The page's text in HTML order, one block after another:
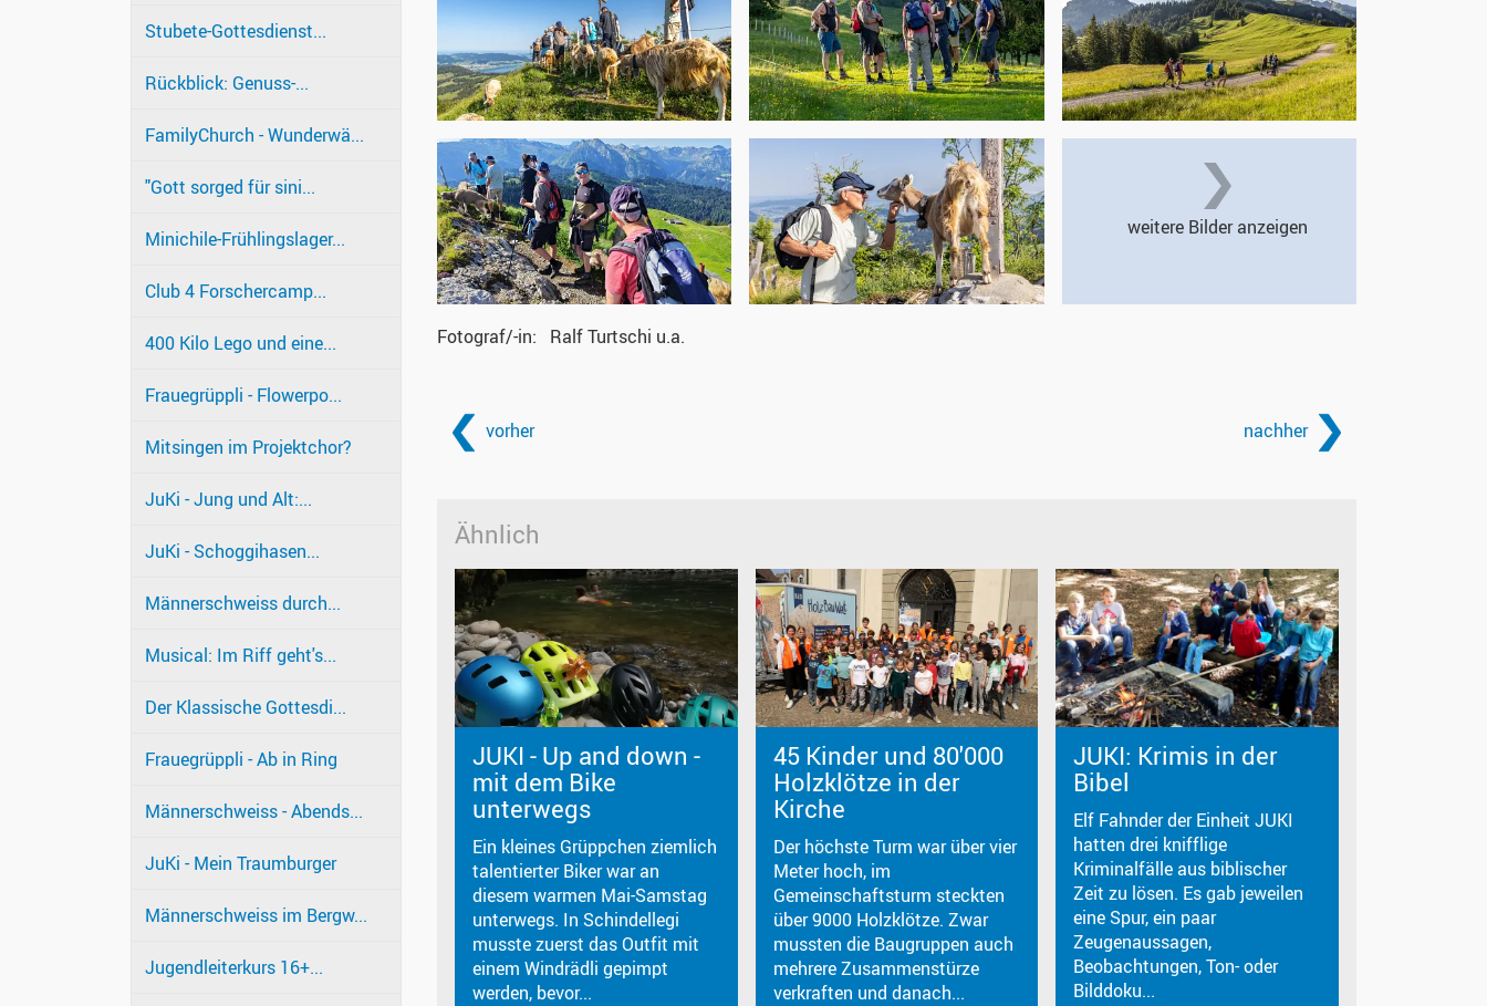
Stubete-Gottesdienst...
Rückblick: Genuss-...
FamilyChurch - Wunderwä...
"Gott sorged für sini...
Minichile-Frühlingslager...
Club 4 Forschercamp...
400 Kilo Lego und eine...
Frauegrüppli - Flowerpo...
Mitsingen im Projektchor?
JuKi - Jung und Alt:...
JuKi - Schoggihasen...
Männerschweiss durch...
Musical: Im Riff geht's...
Der Klassische Gottesdi...
Frauegrüppli - Ab in Ring
Männerschweiss - Abends...
JuKi - Mein Traumburger
Männerschweiss im Bergw...
Jugendleiterkurs 16+...
weitere Bilder anzeigen
Fotograf/-in Ralf Turtschi u.a.
vorher nachher
Ähnlich
JUKI - Up and down -
mit dem Bike
unterwegs
Ein kleines Grüppchen ziemlich
talentierter Biker war an
diesem warmen Mai-Samstag
unterwegs. In Schindellegi
musste zuerst das Outfit mit
einem Windrädli gepimpt
werden, bevor...
45 Kinder und 80'000
Holzklötze in der
Kirche
Der höchste Turm war über vier
Meter hoch, im
Gemeinschaftsturm steckten
über 9000 Holzklötze. Zwar
mussten die Baugruppen auch
mehrere Zusammenstürze
verkraften und danach...
JUKI: Krimis in der
Bibel
Elf Fahnder der Einheit JUKI
hatten drei knifflige
Kriminalfälle aus biblischer
Zeit zu lösen. Es gab jeweilen
eine Spur, ein paar
Zeugenaussagen,
Beobachtungen, Ton- oder
Bilddoku...